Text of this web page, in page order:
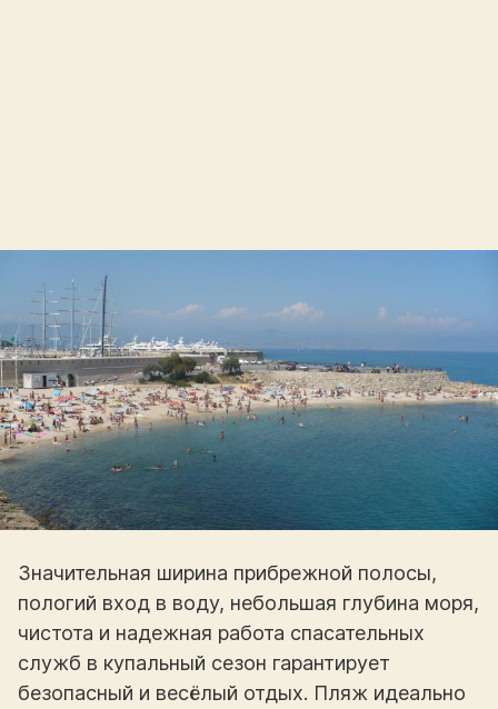
Значительная ширина прибрежной полосы,
пологий вход в воду, небольшая глубина моря,
чистота и надежная работа спасательных
служб в купальный сезон гарантирует
безопасный и весёлый отдых. Пляж идеально